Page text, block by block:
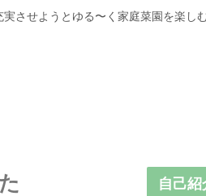
させようとゆる〜く家庭菜園を楽し
自己紹